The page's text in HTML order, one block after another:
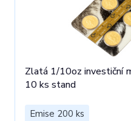
Zlatá 1/10oz investiční
10 ks stand
Emise 200 ks